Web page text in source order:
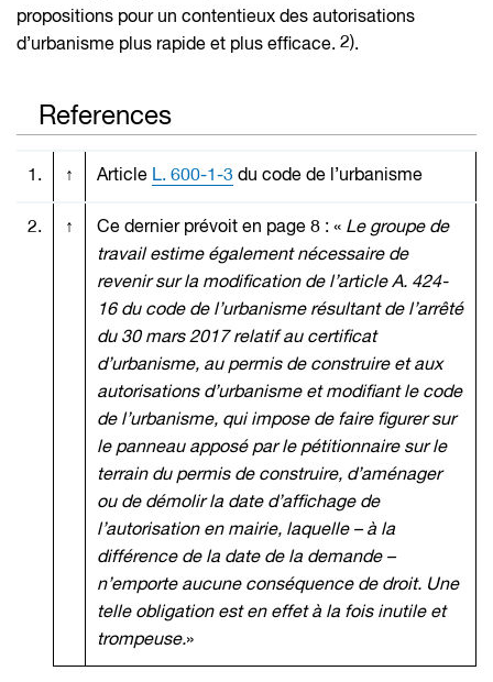
propositions pour un contentieux des autorisations
d’urbanisme plus rapide et plus efficace. 2).
References
1. ↑ Article L. 600-1-3 du code de l’urbanisme
2. ↑ Ce dernier prévoit en page 8 : « Le groupe de
travail estime également nécessaire de
revenir sur la modification de l’article A. 424-
16 du code de l’urbanisme résultant de l’arrêté
du 30 mars 2017 relatif au certificat
d’urbanisme, au permis de construire et aux
autorisations d’urbanisme et modifiant le code
de l’urbanisme, qui impose de faire figurer sur
le panneau apposé par le pétitionnaire sur le
terrain du permis de construire, d’aménager
ou de démolir la date d’affichage de
l’autorisation en mairie, laquelle – à la
différence de la date de la demande –
n’emporte aucune conséquence de droit. Une
telle obligation est en effet à la fois inutile et
trompeuse.»